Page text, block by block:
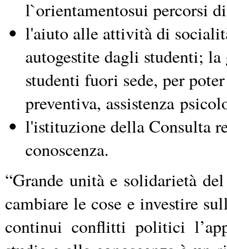
l`orientamentosui percorsi
l'aiuto alle attività di
autogestite dagli studenti;
studenti fuori sede, per
preventiva, assistenza
l'istituzione della Consulta
conoscenza.
“Grande unità e solidarietà
cambiare le cose e investire
continui conflitti politici l’